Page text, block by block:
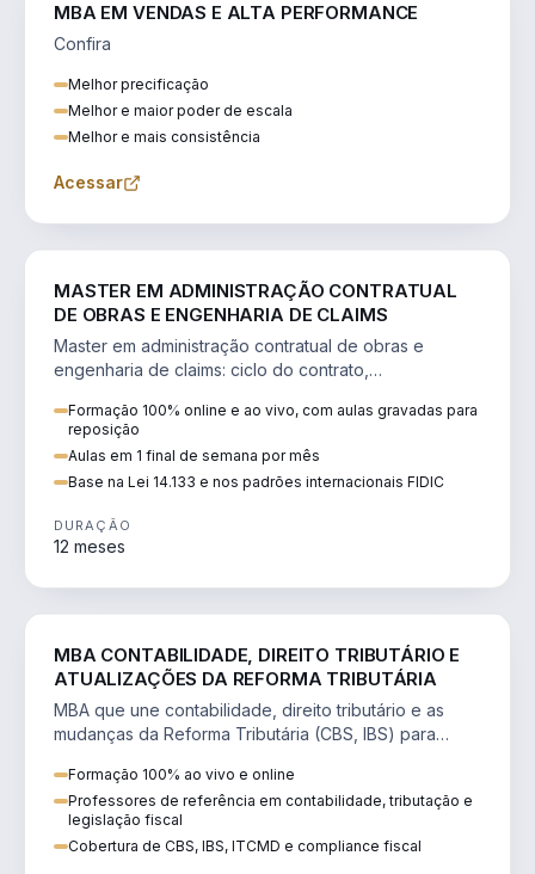
MBA EM VENDAS E ALTA PERFORMANCE
Confira
Melhor precificação
Melhor e maior poder de escala
Melhor e mais consistência
Acessar
MASTER EM ADMINISTRAÇÃO CONTRATUAL
DE OBRAS E ENGENHARIA DE CLAIMS
Master em administração contratual de obras e
engenharia de claims: ciclo do contrato,
Formação 100% online e ao vivo, com aulas gravadas para
reposição
Aulas em 1 final de semana por mês
Base na Lei 14.133 e nos padrões internacionais FIDIC
DURAÇÃO
12 meses
MBA CONTABILIDADE, DIREITO TRIBUTÁRIO E
ATUALIZAÇÕES DA REFORMA TRIBUTÁRIA
MBA que une contabilidade, direito tributário e as
mudanças da Reforma Tributária (CBS, IBS) para
Formação 100% ao vivo e online
Professores de referência em contabilidade, tributação e
legislação fiscal
Cobertura de CBS, IBS, ITCMD e compliance fiscal